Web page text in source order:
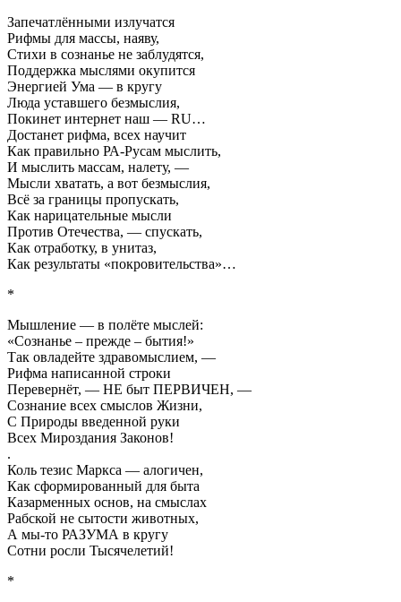
Запечатлёнными излучатся
Рифмы для массы, наяву,
Стихи в сознанье не заблудятся,
Поддержка мыслями окупится
Энергией Ума — в кругу
Люда уставшего безмыслия,
Покинет интернет наш — RU…
Достанет рифма, всех научит
Как правильно РА-Русам мыслить,
И мыслить массам, налету, —
Мысли хватать, а вот безмыслия,
Всё за границы пропускать,
Как нарицательные мысли
Против Отечества, — спускать,
Как отработку, в унитаз,
Как результаты «покровительства»…
*
Мышление — в полёте мыслей:
«Сознанье – прежде – бытия!»
Так овладейте здравомыслием, —
Рифма написанной строки
Перевернёт, — НЕ быт ПЕРВИЧЕН, —
Сознание всех смыслов Жизни,
С Природы введенной руки
Всех Мироздания Законов!
.
Коль тезис Маркса — алогичен,
Как сформированный для быта
Казарменных основ, на смыслах
Рабской не сытости животных,
А мы-то РАЗУМА в кругу
Сотни росли Тысячелетий!
*